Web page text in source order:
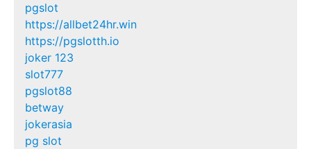
pgslot
https://allbet24hr.win
https://pgslotth.io
joker 123
slot777
pgslot88
betway
jokerasia
pg slot